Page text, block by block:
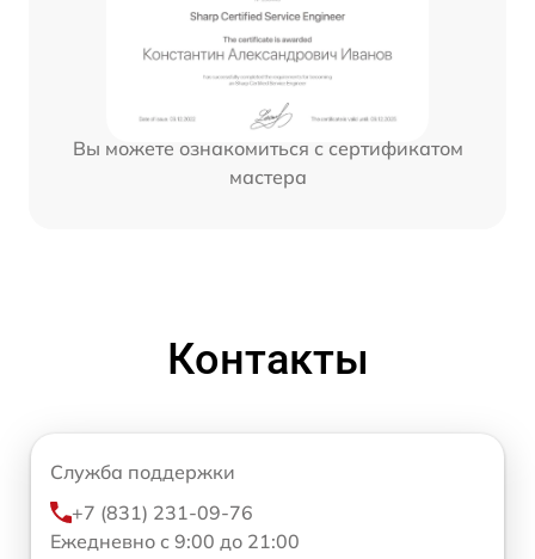
Вы можете ознакомиться с сертификатом
мастера
Контакты
Служба поддержки
+7 (831) 231-09-76
Ежедневно с 9:00 до 21:00